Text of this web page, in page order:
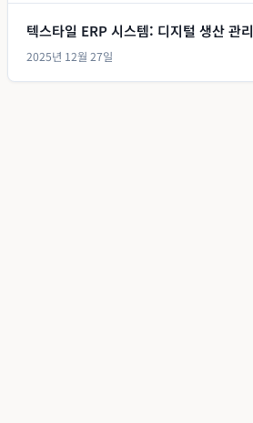
텍스타일 ERP 시스템: 디지털 생산 관리
2025년 12월 27일